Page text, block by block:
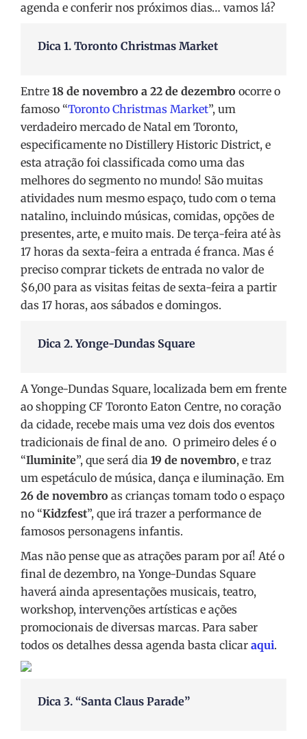
agenda e conferir nos próximos dias… vamos lá?
Dica 1. Toronto Christmas Market
Entre 18 de novembro a 22 de dezembro ocorre o
famoso “Toronto Christmas Market”, um
verdadeiro mercado de Natal em Toronto,
especificamente no Distillery Historic District, e
esta atração foi classificada como uma das
melhores do segmento no mundo! São muitas
atividades num mesmo espaço, tudo com o tema
natalino, incluindo músicas, comidas, opções de
presentes, arte, e muito mais. De terça-feira até às
17 horas da sexta-feira a entrada é franca. Mas é
preciso comprar tickets de entrada no valor de
$6,00 para as visitas feitas de sexta-feira a partir
das 17 horas, aos sábados e domingos.
Dica 2. Yonge-Dundas Square
A Yonge-Dundas Square, localizada bem em frente
ao shopping CF Toronto Eaton Centre, no coração
da cidade, recebe mais uma vez dois dos eventos
tradicionais de final de ano. O primeiro deles é o
“Iluminite”, que será dia 19 de novembro, e traz
um espetáculo de música, dança e iluminação. Em
26 de novembro as crianças tomam todo o espaço
no “Kidzfest”, que irá trazer a performance de
famosos personagens infantis.
Mas não pense que as atrações param por aí! Até o
final de dezembro, na Yonge-Dundas Square
haverá ainda apresentações musicais, teatro,
workshop, intervenções artísticas e ações
promocionais de diversas marcas. Para saber
todos os detalhes dessa agenda basta clicar aqui.
Dica 3. “Santa Claus Parade”